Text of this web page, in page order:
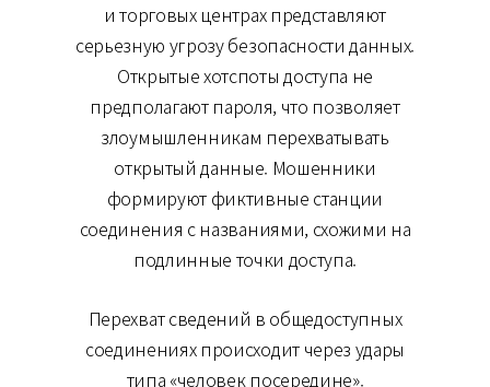
и торговых центрах представляют
серьезную угрозу безопасности данных.
Открытые хотспоты доступа не
предполагают пароля, что позволяет
злоумышленникам перехватывать
открытый данные. Мошенники
формируют фиктивные станции
соединения с названиями, схожими на
подлинные точки доступа.
Перехват сведений в общедоступных
соединениях происходит через удары
типа «человек посередине».